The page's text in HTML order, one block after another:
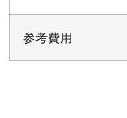
参考費用